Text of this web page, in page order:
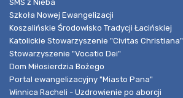
SMS z Nieba
Szkoła Nowej Ewangelizacji
Koszalińskie Środowisko Tradycji Łacińskiej
Katolickie Stowarzyszenie "Civitas Christiana"
Stowarzyszenie "Vocatio Dei"
Dom Miłosierdzia Bożego
Portal ewangelizacyjny "Miasto Pana"
Winnica Racheli - Uzdrowienie po aborcji